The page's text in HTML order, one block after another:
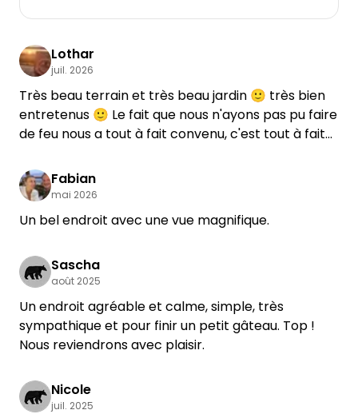
Lothar
juil. 2026
Très beau terrain et très beau jardin 🙂 très bien
entretenus 🙂 Le fait que nous n'ayons pas pu faire
de feu nous a tout à fait convenu, c'est tout à fait
Personnellement, nous aurions simplement
préféré que le barbecue se trouve sur
l'emplacement plutôt que dans le jardin « privé ».
Merci pour la recommandation concernant le
Fabian
mai 2026
Un bel endroit avec une vue magnifique.
Sascha
août 2025
Un endroit agréable et calme, simple, très
sympathique et pour finir un petit gâteau. Top !
Nous reviendrons avec plaisir.
Nicole
juil. 2025